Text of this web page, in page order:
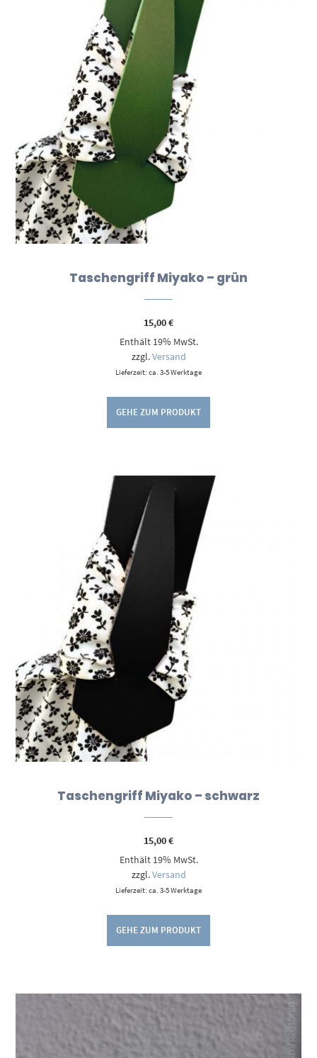
Taschengriff Miyako – grün
15,00€
Enthält 19% MwSt.
zzgl.Versand
Lieferzeit: ca. 3-5 Werktage
GEHE ZUM PRODUKT
Taschengriff Miyako – schwarz
15,00€
Enthält 19% MwSt.
zzgl.Versand
Lieferzeit: ca. 3-5 Werktage
GEHE ZUM PRODUKT